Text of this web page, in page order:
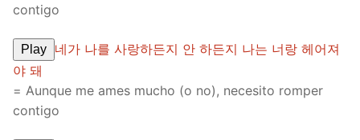
contigo
Play
네가 나를 사랑하든지 안 하든지 나는 너랑 헤어져
야 돼
= Aunque me ames mucho (o no), necesito romper
contigo